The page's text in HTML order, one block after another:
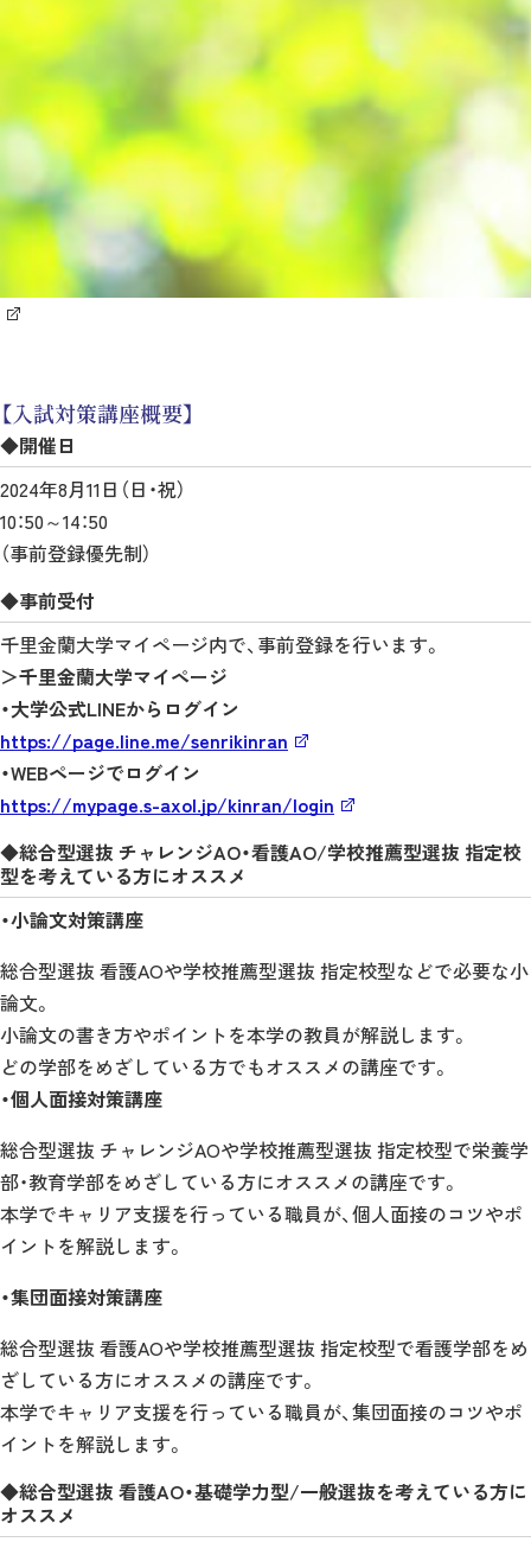
【入試対策講座概要】
◆開催日
2024年8月11日（日・祝）
10：50～14：50
（事前登録優先制）
◆事前受付
千里金蘭大学マイページ内で、事前登録を行います。
＞千里金蘭大学マイページ
・大学公式LINEからログイン
https://page.line.me/senrikinran
・WEBページでログイン
https://mypage.s-axol.jp/kinran/login
◆総合型選抜 チャレンジAO・看護AO/学校推薦型選抜 指定校
型を考えている方にオススメ
・小論文対策講座
総合型選抜 看護AOや学校推薦型選抜 指定校型などで必要な小
論文。
小論文の書き方やポイントを本学の教員が解説します。
どの学部をめざしている方でもオススメの講座です。
・個人面接対策講座
総合型選抜 チャレンジAOや学校推薦型選抜 指定校型で栄養学
部・教育学部をめざしている方にオススメの講座です。
本学でキャリア支援を行っている職員が、個人面接のコツやポ
イントを解説します。
・集団面接対策講座
総合型選抜 看護AOや学校推薦型選抜 指定校型で看護学部をめ
ざしている方にオススメの講座です。
本学でキャリア支援を行っている職員が、集団面接のコツやポ
イントを解説します。
◆総合型選抜 看護AO・基礎学力型/一般選抜を考えている方に
オススメ